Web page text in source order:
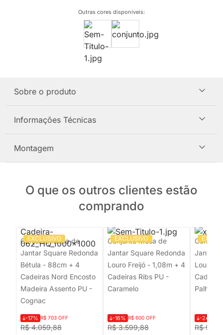
Outras cores disponíveis:
Sobre o produto
Informações Técnicas
Montagem
O que os outros clientes estão
comprando
EXCLUSIVO
Conjunto Mesa de
Jantar Square Redonda
Bétula - 88cm + 4
Cadeiras Nord Encosto
Madeira Assento PU -
Cognac
R$ 4.059,88
-17% R$ 703 OFF
EXCLUSIVO
Conjunto Mesa de
Jantar Square Redonda
Louro Freijó - 1,08m + 4
Cadeiras Ribs PU -
Caramelo
R$ 3.599,88
-16% R$ 600 OFF
Jantar
Louro
Palha
R$
-24%